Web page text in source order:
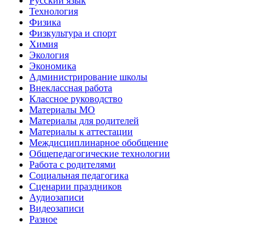
Технология
Физика
Физкультура и спорт
Химия
Экология
Экономика
Администрирование школы
Внеклассная работа
Классное руководство
Материалы МО
Материалы для родителей
Материалы к аттестации
Междисциплинарное обобщение
Общепедагогические технологии
Работа с родителями
Социальная педагогика
Сценарии праздников
Аудиозаписи
Видеозаписи
Разное